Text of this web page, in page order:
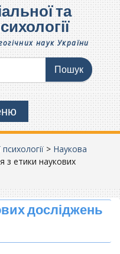
та
наук України
> Наукова
з етики наукових
досліджень